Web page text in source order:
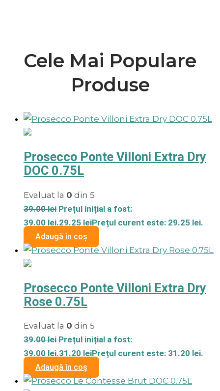
Cele Mai Populare
Produse
Prosecco Ponte Villoni Extra Dry
DOC 0.75L
Evaluat la 0 din 5
39.00lei Prețul inițial a fost:
39.00 lei.29.25 leiPrețul curent este: 29.25 lei.
Adaugă în coș
Prosecco Ponte Villoni Extra Dry
Rose 0.75L
Evaluat la 0 din 5
39.00lei Prețul inițial a fost:
39.00 lei.31.20 leiPrețul curent este: 31.20 lei.
Adaugă în coș